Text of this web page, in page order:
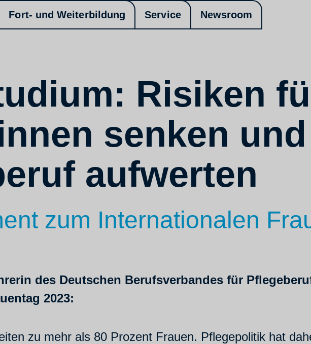
Fort- und Weiterbildung Service Newsroom
Risiken
senken und
aufwerten
zum Internationalen
des Deutschen Berufsverbandes für
2023:
zu mehr als 80 Prozent Frauen. Pflegepolitik hat